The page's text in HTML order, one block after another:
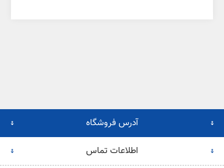
آدرس فروشگاه
اطلاعات تماس